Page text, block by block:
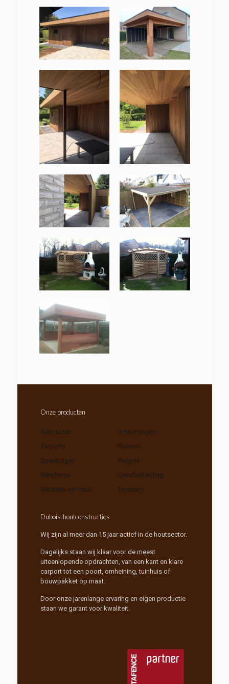
Onze producten
Tuinhuizen
Carports
Speeltuigen
Betafence
Meubels op maat
Omheiningen
Poorten
Pergola
Gevelbekleding
Terassen
Dubois-houtconstructies
Wij zijn al meer dan 15 jaar actief in de houtsector.
Dagelijks staan wij klaar voor de meest
uiteenlopende opdrachten, van een kant en klare
carport tot een poort, omheining, tuinhuis of
bouwpakket op maat.
Door onze jarenlange ervaring en eigen productie
staan we garant voor kwaliteit.